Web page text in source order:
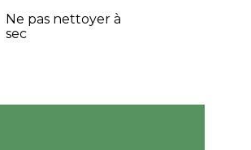
Ne pas nettoyer à
sec